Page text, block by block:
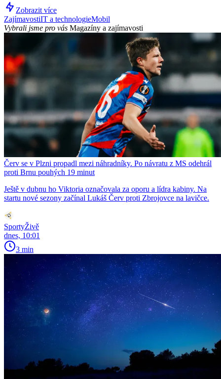
Zobrazit více
ZajímavostiIT a technologieMobil
Vybrali jsme pro vás Magazíny a zajímavosti
Červ se v Plzni propadl mezi náhradníky. Po návratu z MS odehrál
proti Brnu pouhých 19 minut
Ještě v dubnu ho Viktoria označovala za oporu a lídra kabiny. Na
startu nové sezony začínal Lukáš Červ proti Zbrojovce na lavičce.
SportyŽivě
dnes, 10:01
3 min